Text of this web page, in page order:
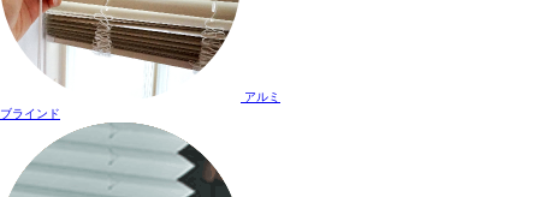
アルミ
ブラインド